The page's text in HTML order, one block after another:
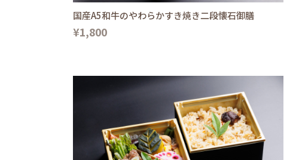
国産A5和牛のやわらかすき焼き二段懐石御膳
¥1,800